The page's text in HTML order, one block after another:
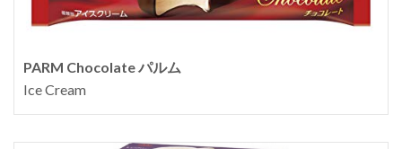
PARM Chocolate パルム
Ice Cream